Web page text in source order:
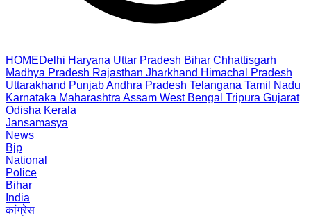
HOMEDelhi Haryana Uttar Pradesh Bihar Chhattisgarh
Madhya Pradesh Rajasthan Jharkhand Himachal Pradesh
Uttarakhand PunjabAndhra Pradesh Telangana Tamil Nadu
Karnataka Maharashtra Assam West Bengal Tripura Gujarat
Odisha Kerala
Jansamasya
News
Bjp
National
Police
Bihar
India
कांग्रेस